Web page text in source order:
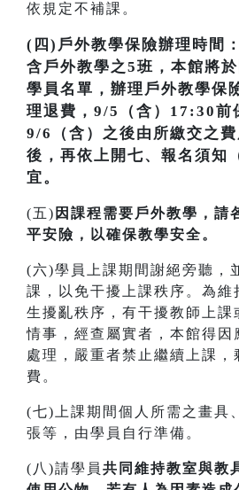
依規定不補課。
(四)戶外教學保險辦理時間
含戶外教學之5班，本館將
學員名單，辦理戶外教學保
理退費，9/5（含）17:30前
9/6（含）之後由所繳交之
後，再依上開七、報名須知
宜。
(五) 因課程需要戶外教學，請
平安險，以確保教學安全。
(六)學員上課期間謝絕旁聽，
課，以免干擾上課秩序。為維
生擾亂秩序，有干擾教師上課
情事，經查屬實者，本館得因
處理，嚴重者禁止繼續上課，
費。
(七)上課期間個人所需之畫具
張等，由學員自行準備。
(八)請學員 共同維持教室與教